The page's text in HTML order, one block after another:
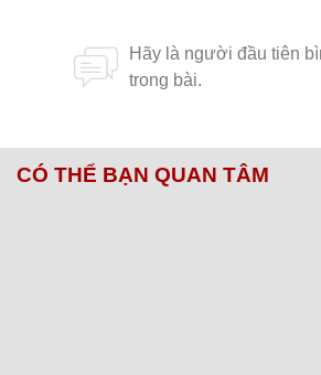
CÓ THỂ BẠN QUAN TÂM